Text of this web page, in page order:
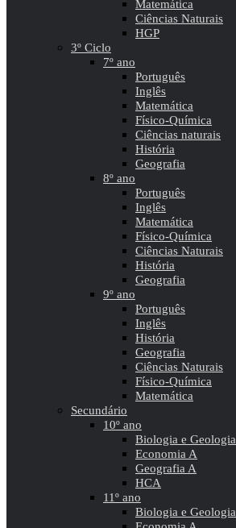
Matemática
Ciências Naturais
HGP
3º Ciclo
7º ano
Português
Inglês
Matemática
Físico-Química
Ciências naturais
História
Geografia
8º ano
Português
Inglês
Matemática
Físico-Química
Ciências Naturais
História
Geografia
9º ano
Português
Inglês
História
Geografia
Ciências Naturais
Físico-Química
Matemática
Secundário
10º ano
Biologia e Geologia
Economia A
Geografia A
HCA
11º ano
Biologia e Geologia